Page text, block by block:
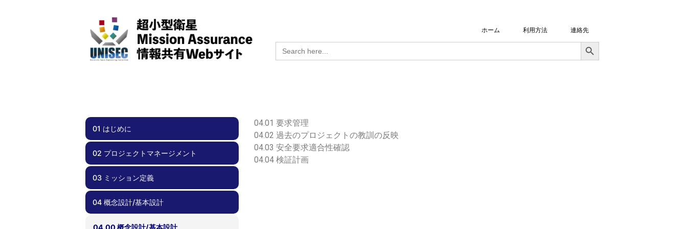
ホーム 利用方法 連絡先
Search
for:
Search Button
01 はじめに
01.00 はじめに
02 プロジェクトマネージメント
02.00 プロジェクトマネージメント
02.01 スケジュール管理
02.02 チーム体制
02.03 効率化
02.04 周波数調整・電波免許
02.05 安全要求への適合
02.06 文書管理
02.07 不具合管理
02.08 外部ステークホルダとの関係
02.09 資金計画
03 ミッション定義
03.00 ミッション定義
03.01 実現性
03.02 サクセスクライテリア
03.03 ミッションシナリオ
03.04 リスク管理
04 概念設計/基本設計
04.00 概念設計/基本設計
04.01 要求管理
04.02 過去のプロジェクトの教訓の反映
04.03 安全要求適合性確認
04.04 検証計画